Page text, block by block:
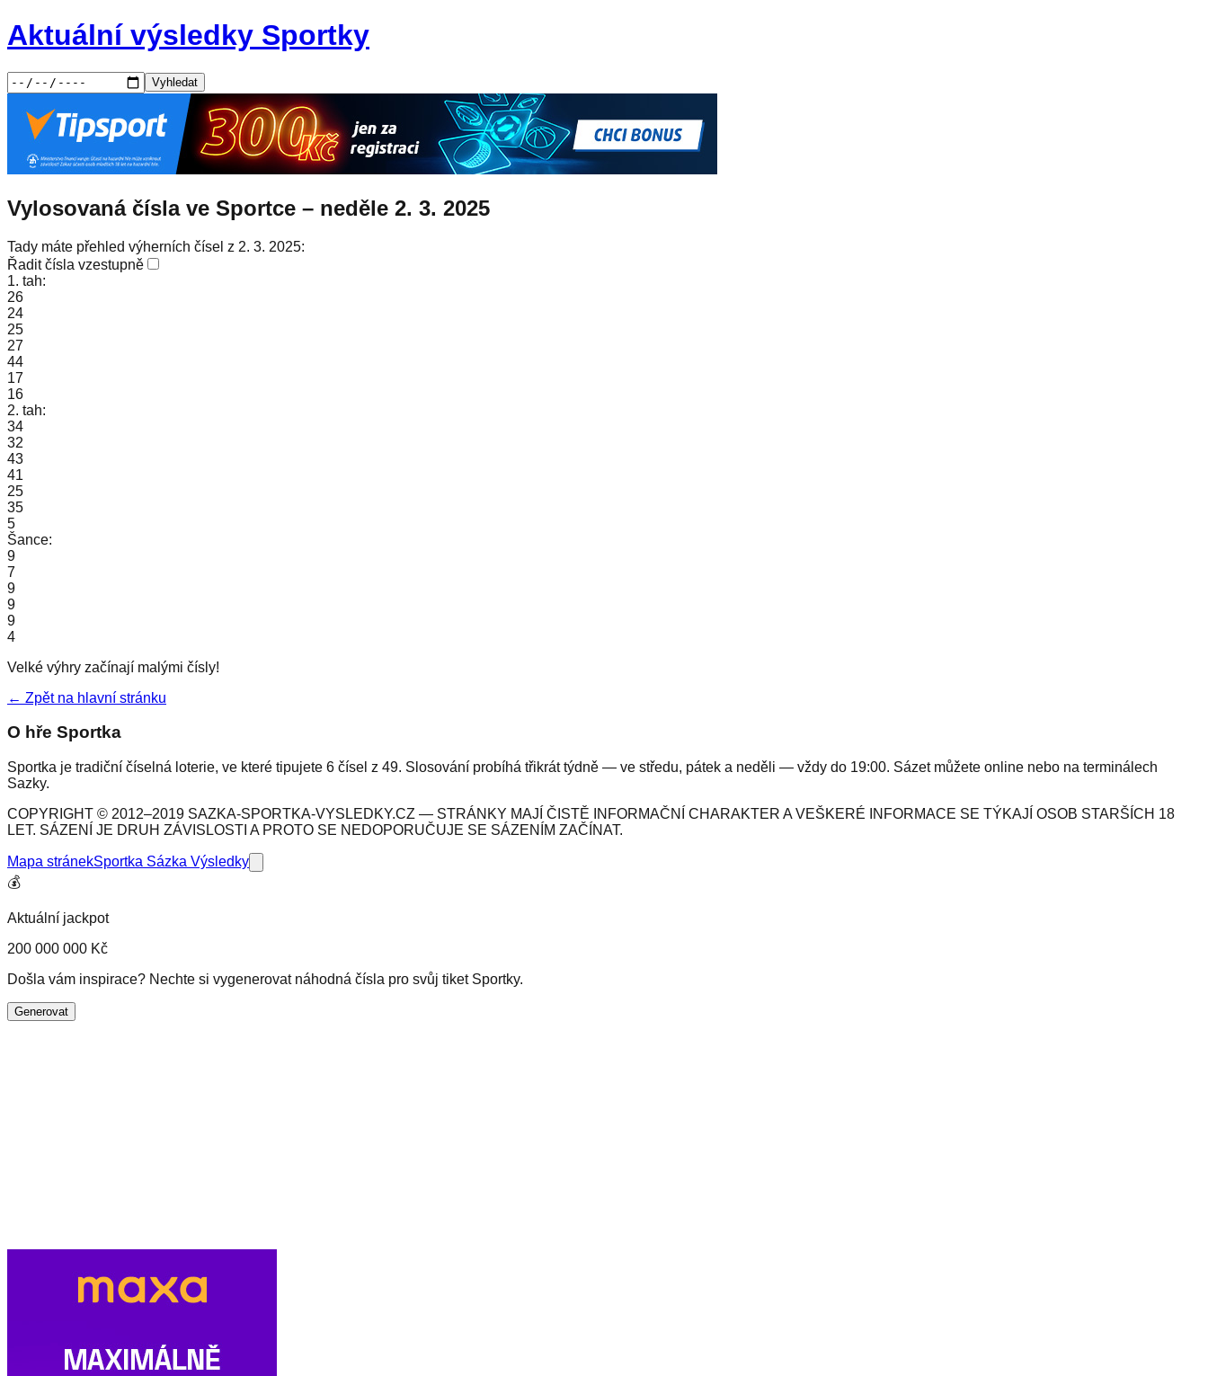
Aktuální výsledky Sportky
Vyhledat
Vylosovaná čísla ve Sportce – neděle 2. 3. 2025
Tady máte přehled výherních čísel z 2. 3. 2025:
Řadit čísla vzestupně
1. tah:
26
24
25
27
44
17
16
2. tah:
34
32
43
41
25
35
5
Šance:
9
7
9
9
9
4
Velké výhry začínají malými čísly!
← Zpět na hlavní stránku
O hře Sportka
Sportka je tradiční číselná loterie, ve které tipujete 6 čísel z 49. Slosování probíhá třikrát týdně — ve středu, pátek a neděli — vždy do 19:00. Sázet můžete online nebo na terminálech
Sazky.
COPYRIGHT © 2012–2019 SAZKA-SPORTKA-VYSLEDKY.CZ — STRÁNKY MAJÍ ČISTĚ INFORMAČNÍ CHARAKTER A VEŠKERÉ INFORMACE SE TÝKAJÍ OSOB STARŠÍCH 18
LET. SÁZENÍ JE DRUH ZÁVISLOSTI A PROTO SE NEDOPORUČUJE SE SÁZENÍM ZAČÍNAT.
Mapa stránekSportka Sázka Výsledky
💰
Aktuální jackpot
200 000 000 Kč
Došla vám inspirace? Nechte si vygenerovat náhodná čísla pro svůj tiket Sportky.
Generovat